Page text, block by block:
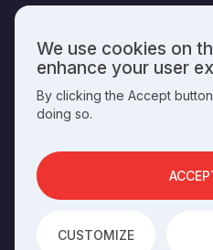
SOCIALS
DEVELOPED BY
Use
of
personal
data
cookies
We use cookies on
enhance your user
By clicking the Accept
doing so.
CUSTOMIZE